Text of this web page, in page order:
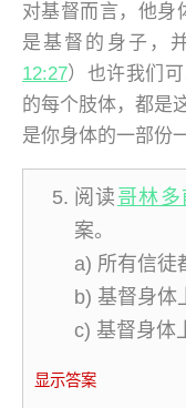
对基督而言，他身
是基督的身子，
12:27）也许我们
的每个肢体，都是
是你身体的一部份
阅读 哥林多
案。
a) 所有信徒
b) 基督身体
c) 基督身体
显示答案